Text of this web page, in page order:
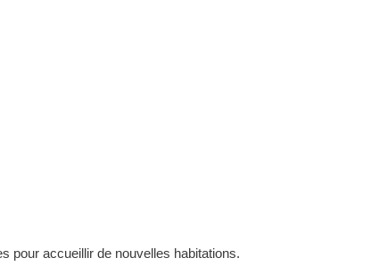
pour accueillir de nouvelles habitations.